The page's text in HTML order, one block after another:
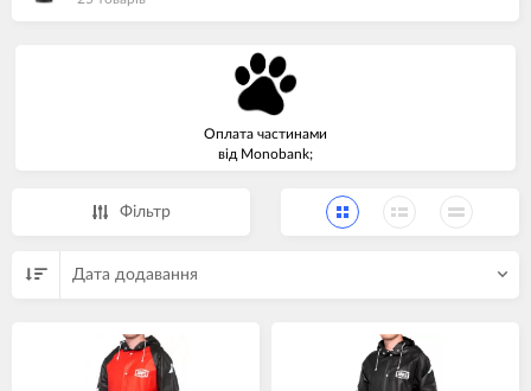
Оплата частинами
від Monobank;
Фiльтр
Дата додавання